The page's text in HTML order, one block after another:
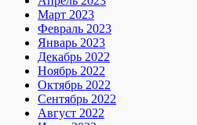
Март 2023
Февраль 2023
Январь 2023
Декабрь 2022
Ноябрь 2022
Октябрь 2022
Сентябрь 2022
Август 2022